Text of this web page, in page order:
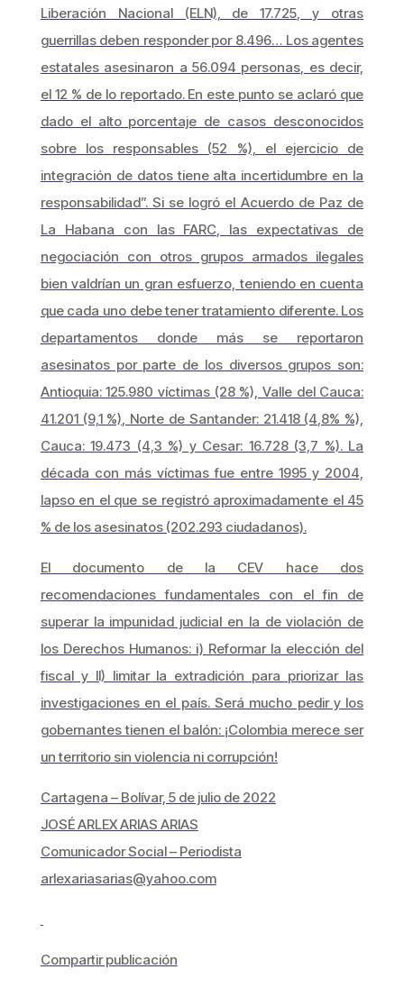
Liberación Nacional (ELN), de 17.725, y otras
guerrillas deben responder por 8.496… Los agentes
estatales asesinaron a 56.094 personas, es decir,
el 12 % de lo reportado. En este punto se aclaró que
dado el alto porcentaje de casos desconocidos
sobre los responsables (52 %), el ejercicio de
integración de datos tiene alta incertidumbre en la
responsabilidad”. Si se logró el Acuerdo de Paz de
La Habana con las FARC, las expectativas de
negociación con otros grupos armados ilegales
bien valdrían un gran esfuerzo, teniendo en cuenta
que cada uno debe tener tratamiento diferente. Los
departamentos donde más se reportaron
asesinatos por parte de los diversos grupos son:
Antioquia: 125.980 víctimas (28 %), Valle del Cauca:
41.201 (9,1 %), Norte de Santander: 21.418 (4,8% %),
Cauca: 19.473 (4,3 %) y Cesar: 16.728 (3,7 %). La
década con más víctimas fue entre 1995 y 2004,
lapso en el que se registró aproximadamente el 45
% de los asesinatos (202.293 ciudadanos).
El documento de la CEV hace dos
recomendaciones fundamentales con el fin de
superar la impunidad judicial en la de violación de
los Derechos Humanos: i) Reformar la elección del
fiscal y II) limitar la extradición para priorizar las
investigaciones en el país. Será mucho pedir y los
gobernantes tienen el balón: ¡Colombia merece ser
un territorio sin violencia ni corrupción!
Cartagena – Bolívar, 5 de julio de 2022
JOSÉ ARLEX ARIAS ARIAS
Comunicador Social – Periodista
arlexariasarias@yahoo.com
Compartir publicación